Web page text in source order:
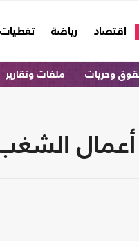
اقتصاد رياضة تغطيات
وحريات ملفات وتقارير
أعمال